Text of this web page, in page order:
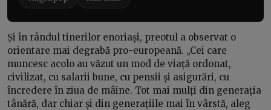
Și în rândul tinerilor enoriași, preotul a observat o
orientare mai degrabă pro-europeană. „Cei care
muncesc acolo au văzut un mod de viață ordonat,
civilizat, cu salarii bune, cu pensii și asigurări, cu
încredere în ziua de mâine. Tot mai mulți din generația
tânără, dar chiar și din generațiile mai în vârstă, aleg